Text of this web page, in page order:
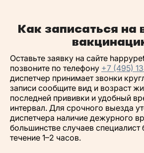
Как записаться на
Оставьте заявку на сайте
позвоните по телефону +7 (495)
диспетчер принимает звонки
записи сообщите вид и возраст
последней прививки и удобный
интервал. Для срочного выезда
диспетчера наличие дежурного
большинстве случаев специалист
течение 1–2 часов.